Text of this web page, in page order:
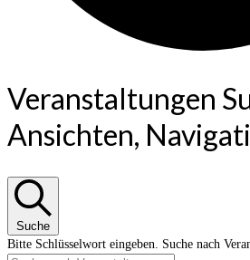
Veranstaltungen
Ansichten,
Suche
Bitte Schlüsselwort eingeben. Suche nach